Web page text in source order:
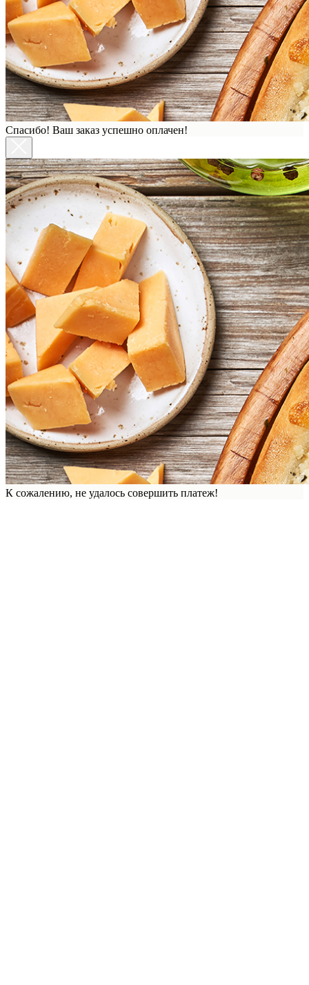
Спасибо! Ваш заказ успешно оплачен!
К сожалению, не удалось совершить платеж!